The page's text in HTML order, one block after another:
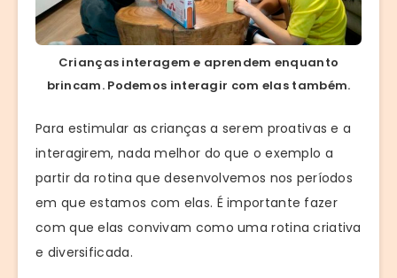
Crianças interagem e aprendem enquanto
brincam. Podemos interagir com elas também.
Para estimular as crianças a serem proativas e a
interagirem, nada melhor do que o exemplo a
partir da rotina que desenvolvemos nos períodos
em que estamos com elas. É importante fazer
com que elas convivam como uma rotina criativa
e diversificada.